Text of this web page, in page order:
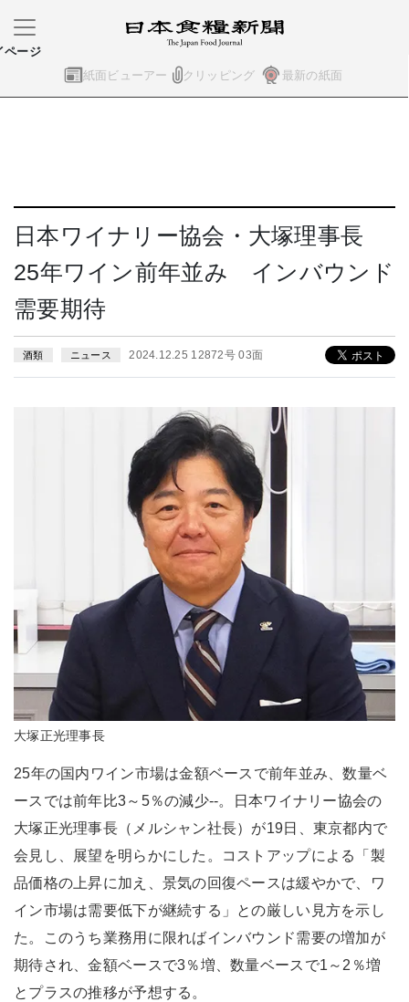
紙面ビューアー クリッピング 最新の紙面
ページ
日本ワイナリー協会・大塚理事長
25年ワイン前年並み インバウンド
需要期待
酒類 ニュース 2024.12.25 12872号 03面
大塚正光理事長
25年の国内ワイン市場は金額ベースで前年並み、数量ベ
ースでは前年比3～5％の減少--。日本ワイナリー協会の
大塚正光理事長（メルシャン社長）が19日、東京都内で
会見し、展望を明らかにした。コストアップによる「製
品価格の上昇に加え、景気の回復ペースは緩やかで、ワ
イン市場は需要低下が継続する」との厳しい見方を示し
た。このうち業務用に限ればインバウンド需要の増加が
期待され、金額ベースで3％増、数量ベースで1～2％増
とプラスの推移が予想する。